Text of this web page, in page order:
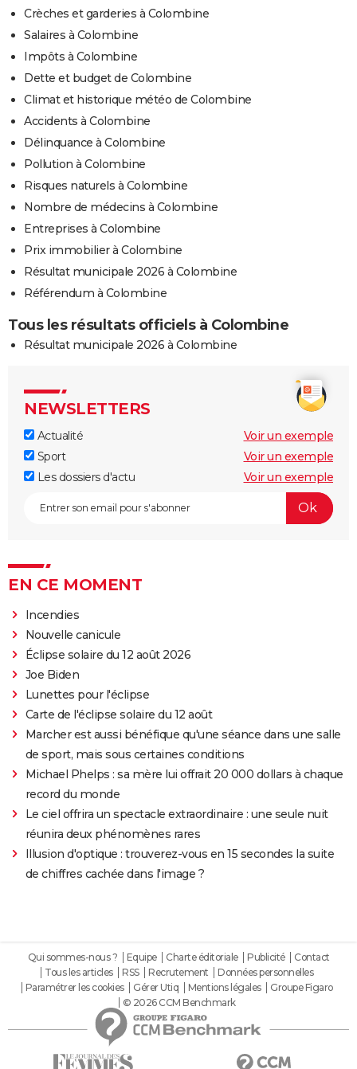
Crèches et garderies à Colombine
Salaires à Colombine
Impôts à Colombine
Dette et budget de Colombine
Climat et historique météo de Colombine
Accidents à Colombine
Délinquance à Colombine
Pollution à Colombine
Risques naturels à Colombine
Nombre de médecins à Colombine
Entreprises à Colombine
Prix immobilier à Colombine
Résultat municipale 2026 à Colombine
Référendum à Colombine
Tous les résultats officiels à Colombine
Résultat municipale 2026 à Colombine
NEWSLETTERS
Actualité
Voir un exemple
Sport
Voir un exemple
Les dossiers d'actu
Voir un exemple
EN CE MOMENT
Incendies
Nouvelle canicule
Éclipse solaire du 12 août 2026
Joe Biden
Lunettes pour l'éclipse
Carte de l'éclipse solaire du 12 août
Marcher est aussi bénéfique qu'une séance dans une salle
de sport, mais sous certaines conditions
Michael Phelps : sa mère lui offrait 20 000 dollars à chaque
record du monde
Le ciel offrira un spectacle extraordinaire : une seule nuit
réunira deux phénomènes rares
Illusion d'optique : trouverez-vous en 15 secondes la suite
de chiffres cachée dans l'image ?
Qui sommes-nous ? Equipe Charte éditoriale Publicité
Contact
Tous les articles
RSS Recrutement
Données personnelles
Paramétrer les cookies
Gérer Utiq Mentions légales
Groupe Figaro
© 2026 CCM Benchmark